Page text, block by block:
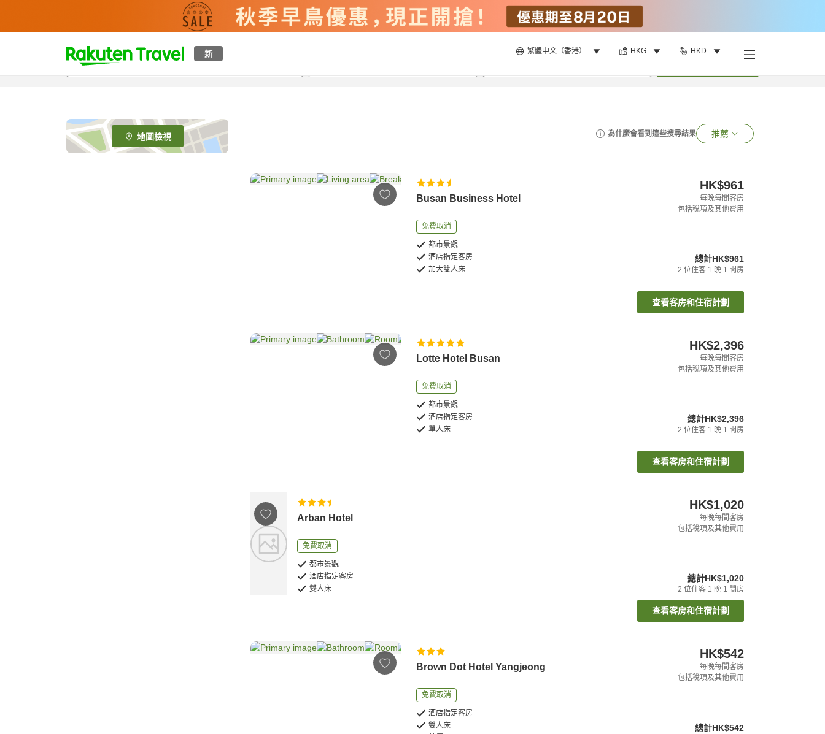
新 繁體中文（香港） HKG HKD
t
p
e
_
s
地圖檢視 為什麼會看到這些搜尋結果 推薦
Busan Business Hotel
免費取消
都市景觀
酒店指定客房
加大雙人床
HK$961
每晚每間客房
包括稅項及其他費用
總計HK$961
2 位住客 1 晚 1 間房
查看客房和住宿計劃
Lotte Hotel Busan
免費取消
都市景觀
酒店指定客房
單人床
HK$2,396
每晚每間客房
包括稅項及其他費用
總計HK$2,396
2 位住客 1 晚 1 間房
查看客房和住宿計劃
Arban Hotel
免費取消
都市景觀
酒店指定客房
雙人床
HK$1,020
每晚每間客房
包括稅項及其他費用
總計HK$1,020
2 位住客 1 晚 1 間房
查看客房和住宿計劃
Brown Dot Hotel Yangjeong
免費取消
酒店指定客房
雙人床
HK$542
每晚每間客房
包括稅項及其他費用
總計HK$542